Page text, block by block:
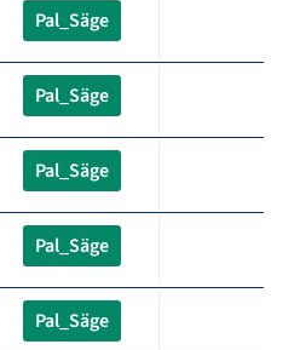
Pal_Säge
Pal_Säge
Pal_Säge
Pal_Säge
Pal_Säge